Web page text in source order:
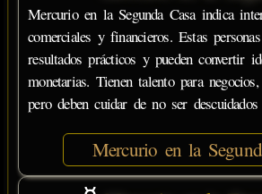
Mercurio en la Segunda Casa indica
comerciales y financieros. Estas
resultados prácticos y pueden convertir
monetarias. Tienen talento para
pero deben cuidar de no ser descuidados
Mercurio en la